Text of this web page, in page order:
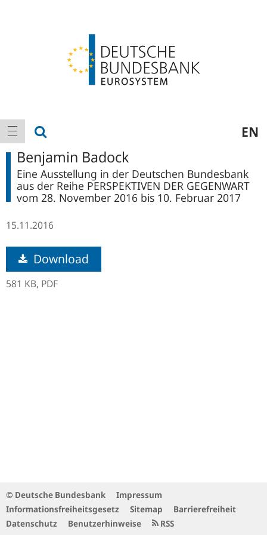
Hauptnavigation
Navigation anzeigen EN
Benjamin Badock
Eine Ausstellung in der Deutschen Bundesbank
aus der Reihe PERSPEKTIVEN DER GEGENWART
vom 28. November 2016 bis 10. Februar 2017
15.11.2016
Download
581 KB, PDF
© Deutsche Bundesbank
Impressum
Informationsfreiheitsgesetz
Sitemap
Barrierefreiheit
Datenschutz
Benutzerhinweise RSS